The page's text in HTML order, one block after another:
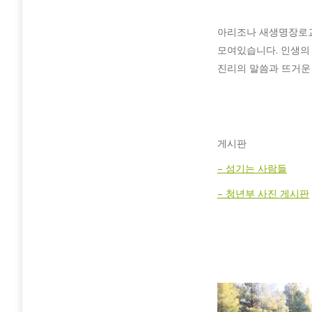
아리조나 새생명장
모여있습니다. 인생
진리의 말씀과 뜨거
게시판
– 섬기는 사람들
– 청년부 사진 게시판